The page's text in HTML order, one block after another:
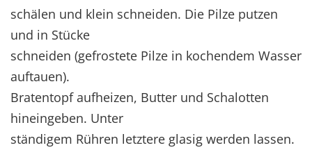
schälen und klein schneiden. Die Pilze putzen
und in Stücke
schneiden (gefrostete Pilze in kochendem Wasser
auftauen).
Bratentopf aufheizen, Butter und Schalotten
hineingeben. Unter
ständigem Rühren letztere glasig werden lassen.